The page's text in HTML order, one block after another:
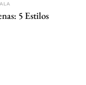
5 Estilos